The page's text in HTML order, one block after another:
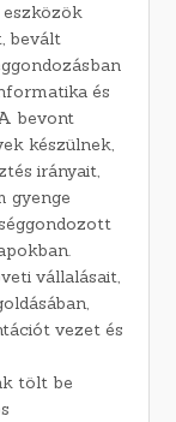
eszközök
bevált
és
bevont
készülnek,
irányait,
gyenge
vállalásait,
vezet és
tölt be